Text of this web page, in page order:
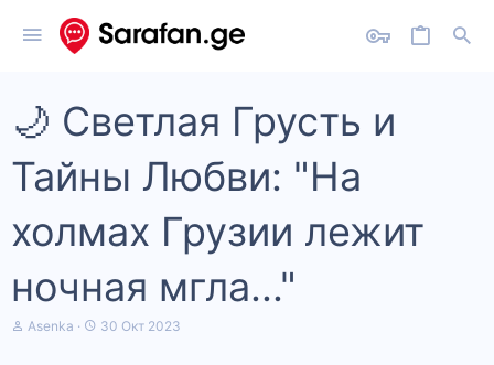
🌙 Светлая Грусть и
Тайны Любви: "На
холмах Грузии лежит
ночная мгла..."
А
Asenka
Д
30 Окт 2023